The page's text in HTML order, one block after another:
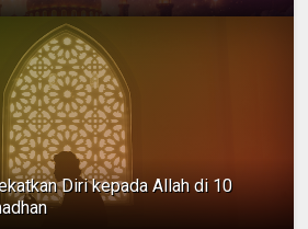
Diri kepada Allah di 10